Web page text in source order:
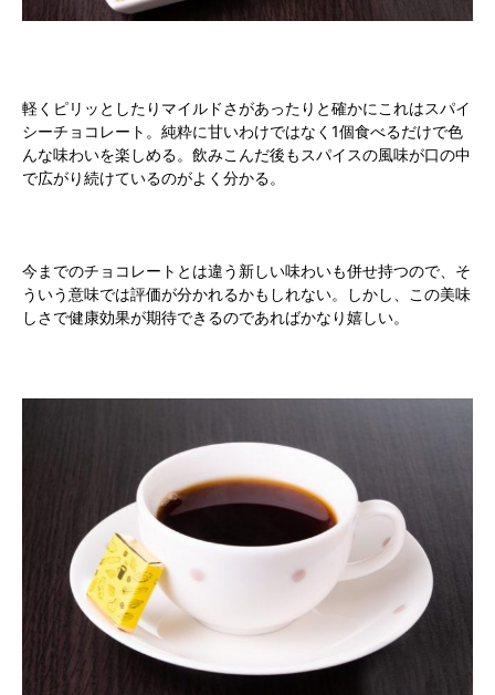
軽くピリッとしたりマイルドさがあったりと確かにこれはスパイ
シーチョコレート。純粋に甘いわけではなく1個食べるだけで色
んな味わいを楽しめる。飲みこんだ後もスパイスの風味が口の中
で広がり続けているのがよく分かる。
今までのチョコレートとは違う新しい味わいも併せ持つので、そ
ういう意味では評価が分かれるかもしれない。しかし、この美味
しさで健康効果が期待できるのであればかなり嬉しい。